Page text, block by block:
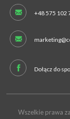
+48 575 102
Dołącz do
Wszelkie prawa